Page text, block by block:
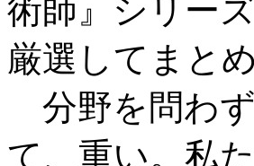
術師』シリー
厳選してまと
分野を問わ
て、重い。私